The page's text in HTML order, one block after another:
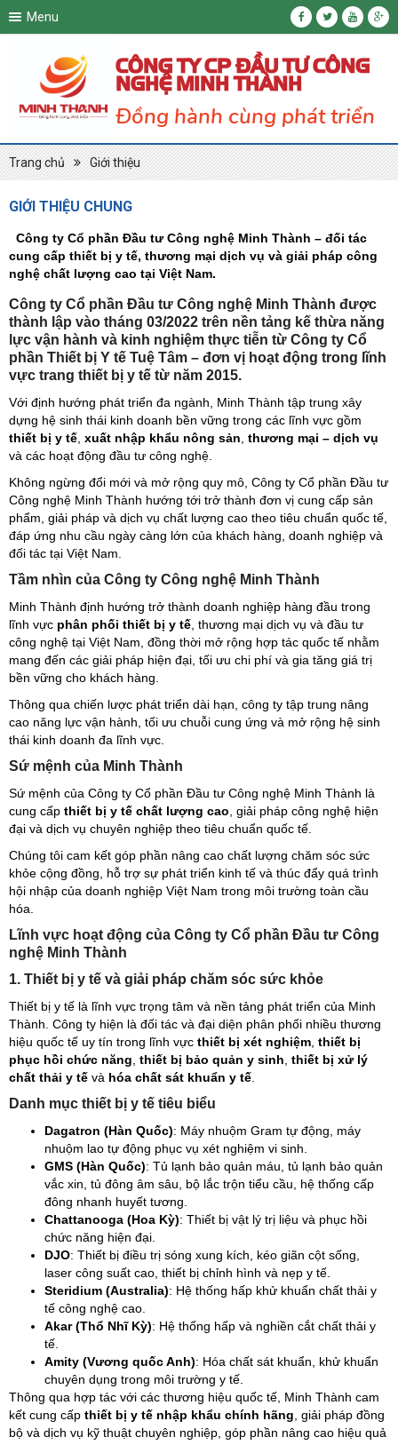
Menu
CÔNG TY CP ĐẦU TƯ CÔNG
NGHỆ MINH THÀNH
Đồng hành cùng phát triển
Trang chủ Giới thiệu
GIỚI THIỆU CHUNG
Công ty Cổ phần Đầu tư Công nghệ Minh Thành – đối tác
cung cấp thiết bị y tế, thương mại dịch vụ và giải pháp công
nghệ chất lượng cao tại Việt Nam.
Công ty Cổ phần Đầu tư Công nghệ Minh Thành được
thành lập vào tháng 03/2022 trên nền tảng kế thừa năng
lực vận hành và kinh nghiệm thực tiễn từ Công ty Cổ
phần Thiết bị Y tế Tuệ Tâm – đơn vị hoạt động trong lĩnh
vực trang thiết bị y tế từ năm 2015.
Với định hướng phát triển đa ngành, Minh Thành tập trung xây
dựng hệ sinh thái kinh doanh bền vững trong các lĩnh vực gồm
thiết bị y tế xuất nhập khẩu nông sản thương mại – dịch vụ
và các hoạt động đầu tư công nghệ.
Không ngừng đổi mới và mở rộng quy mô, Công ty Cổ phần Đầu tư
Công nghệ Minh Thành hướng tới trở thành đơn vị cung cấp sản
phẩm, giải pháp và dịch vụ chất lượng cao theo tiêu chuẩn quốc tế,
đáp ứng nhu cầu ngày càng lớn của khách hàng, doanh nghiệp và
đối tác tại Việt Nam.
Tầm nhìn của Công ty Công nghệ Minh Thành
Minh Thành định hướng trở thành doanh nghiệp hàng đầu trong
lĩnh vực phân phối thiết bị y tế , thương mại dịch vụ và đầu tư
công nghệ tại Việt Nam, đồng thời mở rộng hợp tác quốc tế nhằm
mang đến các giải pháp hiện đại, tối ưu chi phí và gia tăng giá trị
bền vững cho khách hàng.
Thông qua chiến lược phát triển dài hạn, công ty tập trung nâng
cao năng lực vận hành, tối ưu chuỗi cung ứng và mở rộng hệ sinh
thái kinh doanh đa lĩnh vực.
Sứ mệnh của Minh Thành
Sứ mệnh của Công ty Cổ phần Đầu tư Công nghệ Minh Thành là
cung cấp thiết bị y tế chất lượng cao , giải pháp công nghệ hiện
đại và dịch vụ chuyên nghiệp theo tiêu chuẩn quốc tế.
Chúng tôi cam kết góp phần nâng cao chất lượng chăm sóc sức
khỏe cộng đồng, hỗ trợ sự phát triển kinh tế và thúc đẩy quá trình
hội nhập của doanh nghiệp Việt Nam trong môi trường toàn cầu
hóa.
Lĩnh vực hoạt động của Công ty Cổ phần Đầu tư Công
nghệ Minh Thành
1. Thiết bị y tế và giải pháp chăm sóc sức khỏe
Thiết bị y tế là lĩnh vực trọng tâm và nền tảng phát triển của Minh
Thành. Công ty hiện là đối tác và đại diện phân phối nhiều thương
hiệu quốc tế uy tín trong lĩnh vực thiết bị xét nghiệm thiết bị
phục hồi chức năng thiết bị bảo quản y sinh thiết bị xử lý
chất thải y tế và hóa chất sát khuẩn y tế
Danh mục thiết bị y tế tiêu biểu
Dagatron (Hàn Quốc): Máy nhuộm Gram tự động, máy
nhuộm lao tự động phục vụ xét nghiệm vi sinh.
GMS (Hàn Quốc): Tủ lạnh bảo quản máu, tủ lạnh bảo quản
vắc xin, tủ đông âm sâu, bộ lắc trộn tiểu cầu, hệ thống cấp
đông nhanh huyết tương.
Chattanooga (Hoa Kỳ): Thiết bị vật lý trị liệu và phục hồi
chức năng hiện đại.
DJO: Thiết bị điều trị sóng xung kích, kéo giãn cột sống,
laser công suất cao, thiết bị chỉnh hình và nẹp y tế.
Steridium (Australia): Hệ thống hấp khử khuẩn chất thải y
tế công nghệ cao.
Akar (Thổ Nhĩ Kỳ): Hệ thống hấp và nghiền cắt chất thải y
tế.
Amity (Vương quốc Anh): Hóa chất sát khuẩn, khử khuẩn
chuyên dụng trong môi trường y tế.
Thông qua hợp tác với các thương hiệu quốc tế, Minh Thành cam
kết cung cấp thiết bị y tế nhập khẩu chính hãng , giải pháp đồng
bộ và dịch vụ kỹ thuật chuyên nghiệp, góp phần nâng cao hiệu quả